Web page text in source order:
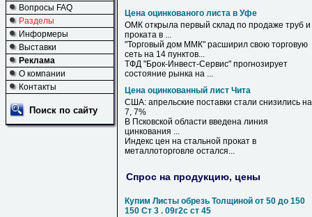
Вопросы FAQ
Разделы
Информеры
Выставки
Реклама
О компании
Контакты
Поиск по сайту
Цена оцинкованого листа в Уфе
ОМК открыла первый склад по продаже труб и
проката в ...
"Торговый дом ММК" расширил свою торговую
сеть на 14 пунктов...
ТФД "Брок-Инвест-Сервис" прогнозирует
состояние рынка на ...
Цена оцинкованный лист Чита
США: апрельские поставки стали снизились на
7, 7%
В Псковской области введена линия
цинкования ...
Индекс цен на стальной прокат в
металлоторговле остался...
Спрос на продукцию, цены
Купим Листы обрезь Толщиной от 50 до 150
150 Ст 3 . 09г2с ст 45